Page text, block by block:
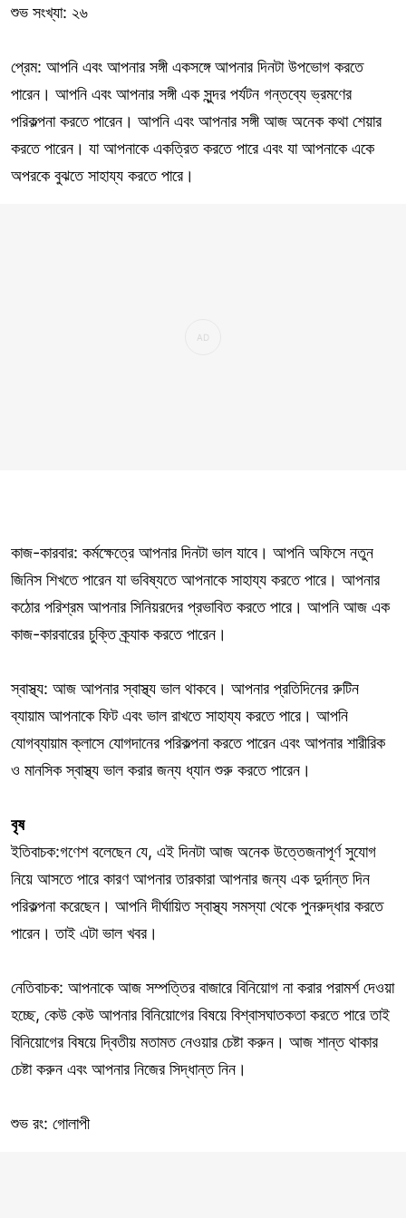
শুভ সংখ্যা: ২৬
প্রেম: আপনি এবং আপনার সঙ্গী একসঙ্গে আপনার দিনটা উপভোগ করতে
পারেন। আপনি এবং আপনার সঙ্গী এক সুন্দর পর্যটন গন্তব্যে ভ্রমণের
পরিকল্পনা করতে পারেন। আপনি এবং আপনার সঙ্গী আজ অনেক কথা শেয়ার
করতে পারেন। যা আপনাকে একত্রিত করতে পারে এবং যা আপনাকে একে
অপরকে বুঝতে সাহায্য করতে পারে।
কাজ-কারবার: কর্মক্ষেত্রে আপনার দিনটা ভাল যাবে। আপনি অফিসে নতুন
জিনিস শিখতে পারেন যা ভবিষ্যতে আপনাকে সাহায্য করতে পারে। আপনার
কঠোর পরিশ্রম আপনার সিনিয়রদের প্রভাবিত করতে পারে। আপনি আজ এক
কাজ-কারবারের চুক্তি ক্র্যাক করতে পারেন।
স্বাস্থ্য: আজ আপনার স্বাস্থ্য ভাল থাকবে। আপনার প্রতিদিনের রুটিন
ব্যায়াম আপনাকে ফিট এবং ভাল রাখতে সাহায্য করতে পারে। আপনি
যোগব্যায়াম ক্লাসে যোগদানের পরিকল্পনা করতে পারেন এবং আপনার শারীরিক
ও মানসিক স্বাস্থ্য ভাল করার জন্য ধ্যান শুরু করতে পারেন।
বৃষ
ইতিবাচক:গণেশ বলেছেন যে, এই দিনটা আজ অনেক উত্তেজনাপূর্ণ সুযোগ
নিয়ে আসতে পারে কারণ আপনার তারকারা আপনার জন্য এক দুর্দান্ত দিন
পরিকল্পনা করেছেন। আপনি দীর্ঘায়িত স্বাস্থ্য সমস্যা থেকে পুনরুদ্ধার করতে
পারেন। তাই এটা ভাল খবর।
নেতিবাচক: আপনাকে আজ সম্পত্তির বাজারে বিনিয়োগ না করার পরামর্শ দেওয়া
হচ্ছে, কেউ কেউ আপনার বিনিয়োগের বিষয়ে বিশ্বাসঘাতকতা করতে পারে তাই
বিনিয়োগের বিষয়ে দ্বিতীয় মতামত নেওয়ার চেষ্টা করুন। আজ শান্ত থাকার
চেষ্টা করুন এবং আপনার নিজের সিদ্ধান্ত নিন।
শুভ রং: গোলাপী